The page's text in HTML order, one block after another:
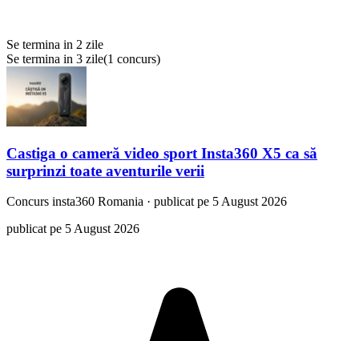
Se termina in 2 zile
Se termina in 3 zile(1 concurs)
Castiga o cameră video sport Insta360 X5 ca să
surprinzi toate aventurile verii
Concurs insta360 Romania · publicat pe 5 August 2026
publicat pe 5 August 2026